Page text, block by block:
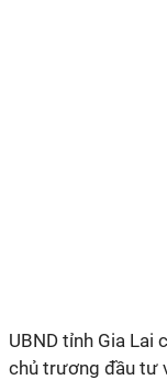
UBND tỉnh Gia Lai
chủ trương đầu tư